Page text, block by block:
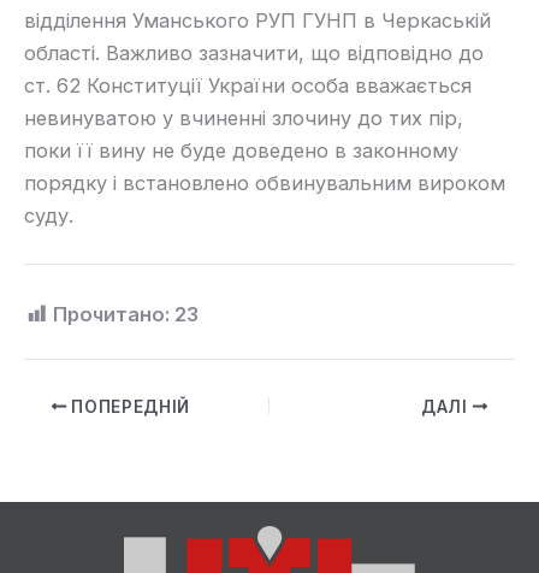
відділення Уманського РУП ГУНП в Черкаській
області. Важливо зазначити, що відповідно до
ст. 62 Конституції України особа вважається
невинуватою у вчиненні злочину до тих пір,
поки її вину не буде доведено в законному
порядку і встановлено обвинувальним вироком
суду.
Прочитано: 23
ПОПЕРЕДНІЙ ДАЛІ